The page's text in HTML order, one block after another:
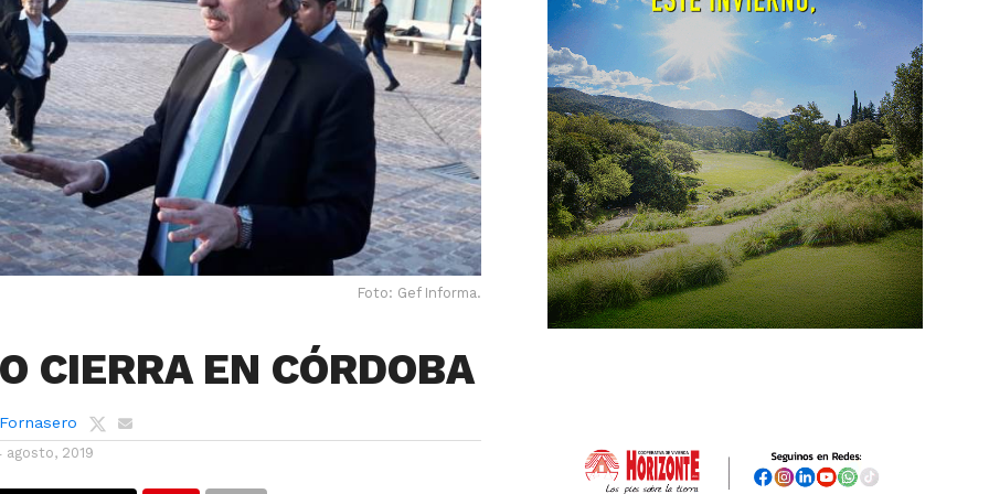
Foto: Gef Informa.
CIERRA EN CÓRDOBA
agosto, 2019